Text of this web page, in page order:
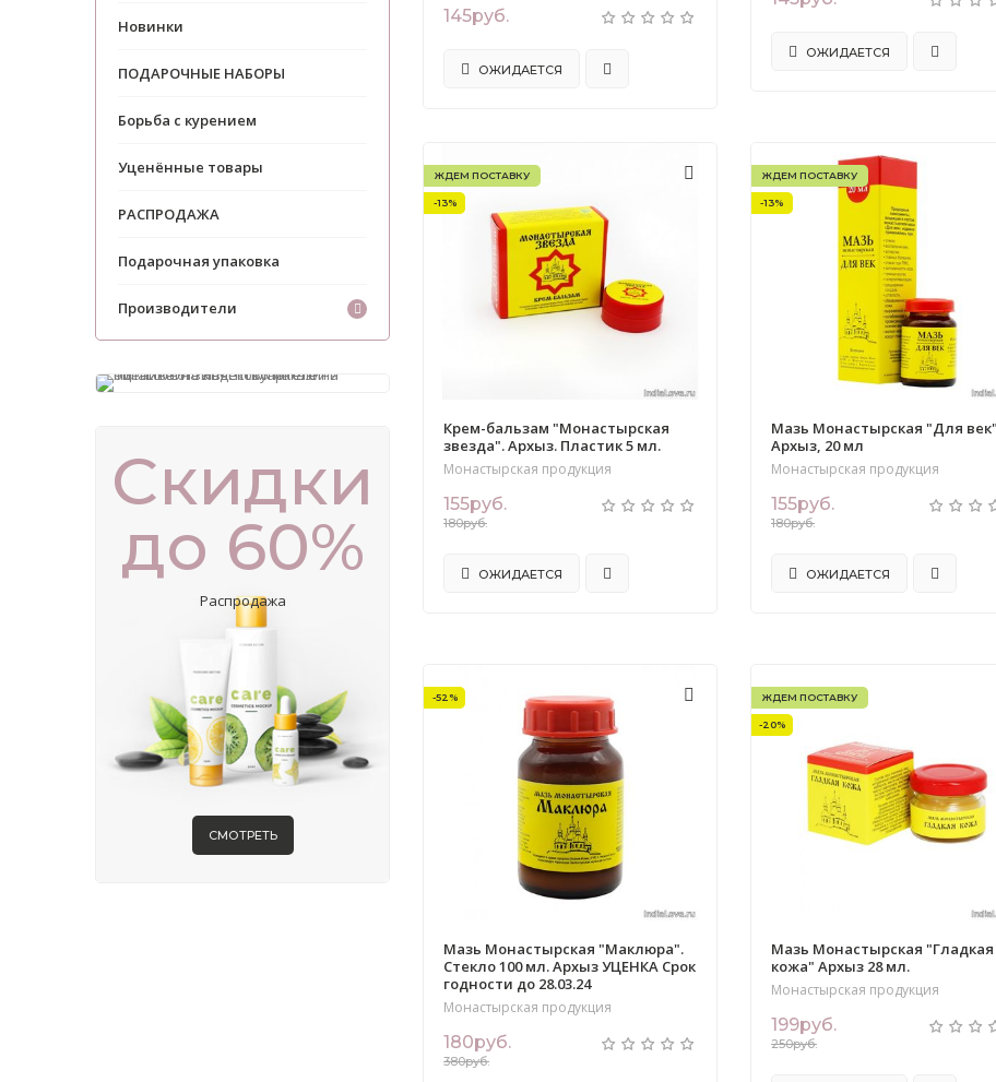
145руб.
ОЖИДАЕТСЯ
ОЖИДАЕТСЯ
ЖДЕМ ПОСТАВКУ
-13%
Крем-бальзам "Монастырская
звезда". Архыз. Пластик 5 мл.
Монастырская продукция
155руб.
180руб.
ОЖИДАЕТСЯ
ЖДЕМ ПОСТАВКУ
-13%
Мазь Монастырская "Для
Архыз, 20 мл
Монастырская продукция
155руб.
180руб.
ОЖИДАЕТСЯ
-52%
Мазь Монастырская "Маклюра".
Стекло 100 мл. Архыз УЦЕНКА Срок
годности до 28.03.24
Монастырская продукция
180руб.
380руб.
ЖДЕМ ПОСТАВКУ
-20%
Мазь Монастырская "Гладкая
кожа" Архыз 28 мл.
Монастырская продукция
199руб.
250руб.
Новинки
ПОДАРОЧНЫЕ НАБОРЫ
Борьба с курением
Уценённые товары
РАСПРОДАЖА
Подарочная упаковка
Производители
Скидки
до 60%
Распродажа
СМОТРЕТЬ